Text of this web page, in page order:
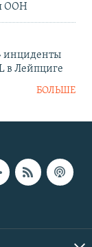
ООН
инциденты
в Лейпциге
БОЛЬШЕ